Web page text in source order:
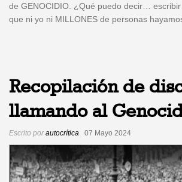
de GENOCIDIO. ¿Qué puedo decir…
que ni yo ni MILLONES de personas
Recopilación de
llamando al
Escrito porautocrítica 07 Mayo 2024